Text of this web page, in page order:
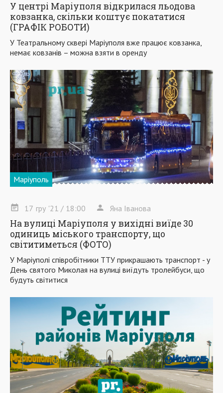
У центрі Маріуполя відкрилася льодова
ковзанка, скільки коштує покататися
(ГРАФІК РОБОТИ)
У Театральному сквері Маріуполя вже працює ковзанка,
немає ковзанів – можна взяти в оренду
Маріуполь
17 гру '21 / 18:00 Яна Іванова
На вулиці Маріуполя у вихідні виїде 30
одиниць міського транспорту, що
світитиметься (ФОТО)
У Маріуполі співробітники ТТУ прикрашають транспорт - у
День святого Миколая на вулиці виїдуть тролейбуси, що
будуть світитися